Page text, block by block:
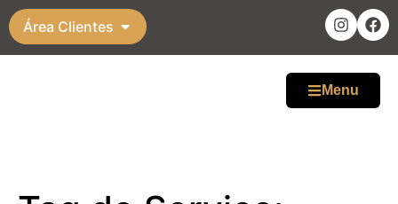
Área Clientes
Menu